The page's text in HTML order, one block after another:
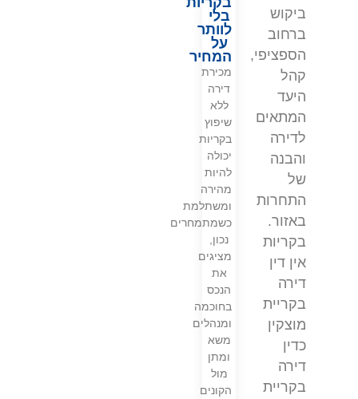
ביקוש
ברחוב
הספציפי,
קהל
היעד
המתאים
לדירה
והבנה
של
התחרות
באזור.
בקריות
אין דין
דירה
בקריית
מוצקין
כדין
דירה
בקריית
בלי
לוותר
על
המחיר
מכירת
דירה
ללא
שיפוץ
בקריות
יכולה
להיות
מהירה
ומשתלמת
כשמתמחרים
נכון,
מציגים
את
הנכס
בחוכמה
ומנהלים
משא
ומתן
מול
הקונים